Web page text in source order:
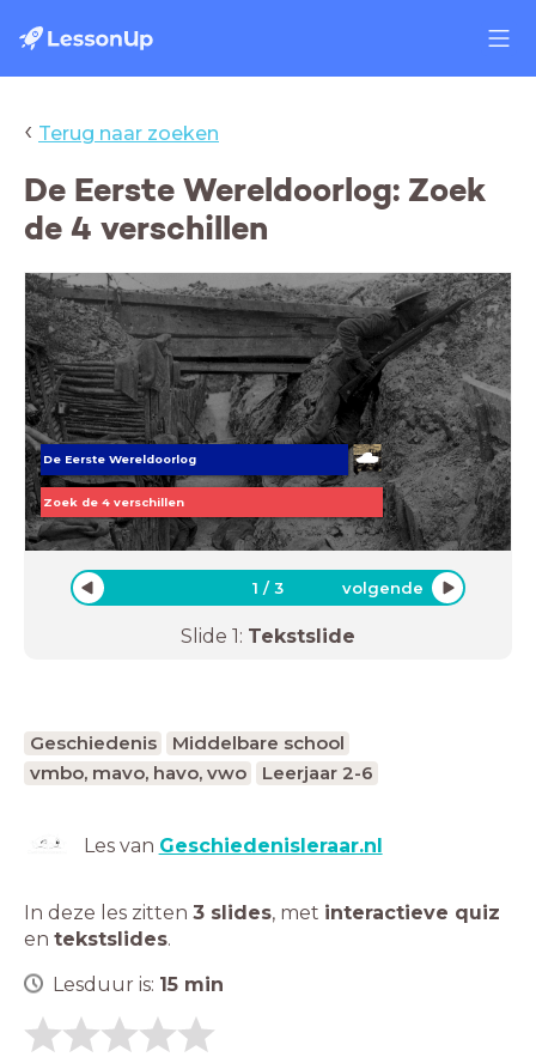
‹ Terug naar zoeken
De Eerste Wereldoorlog: Zoek
de 4 verschillen
De Eerste Wereldoorlog
Zoek de 4 verschillen
1 /3 volgende
Slide 1: Tekstslide
Geschiedenis
Middelbare school
vmbo, mavo, havo, vwo
Leerjaar 2-6
Les van Geschiedenisleraar.nl
In deze les zitten 3 slides, met interactieve quiz
en tekstslides.
Lesduur is: 15 min